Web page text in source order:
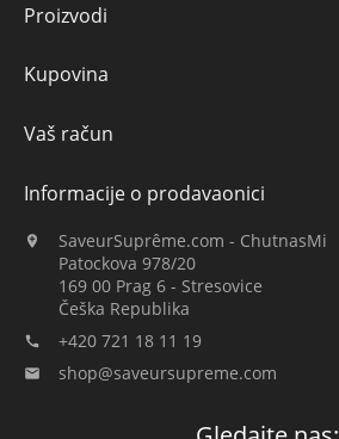
Proizvodi
Kupovina
Vaš račun
Informacije o prodavaonici

SaveurSuprême.com - ChutnasMi
Patockova 978/20
169 00 Prag 6 - Stresovice
Češka Republika
 +420 721 18 11 19
 shop@saveursupreme.com